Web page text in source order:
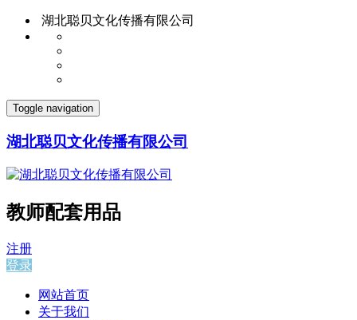
湖北聪贝文化传播有限公司
Toggle navigation
湖北聪贝文化传播有限公司
教师配套用品
注册
登录
网站首页
关于我们